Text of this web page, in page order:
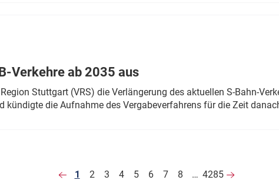
Verkehre ab 2035 aus
Stuttgart (VRS) die Verlängerung des aktuellen S-Bahn-
kündigte die Aufnahme des Vergabeverfahrens für die Zeit
1 2 3 4 5 6 7 8 … 4285